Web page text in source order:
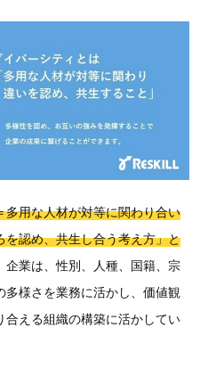
多用な人材が対等に関わり合い
認め、共生し合う考え方」と
企業は、性別、人種、国籍、宗
様さを業務に活かし、価値観
える組織の構築に活かしてい